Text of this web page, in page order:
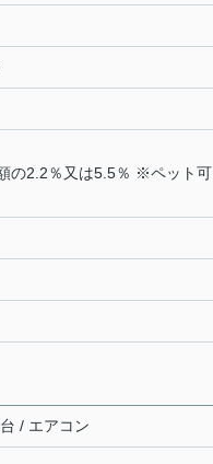
の2.2％又は5.5％ ※ペット
/ エアコン